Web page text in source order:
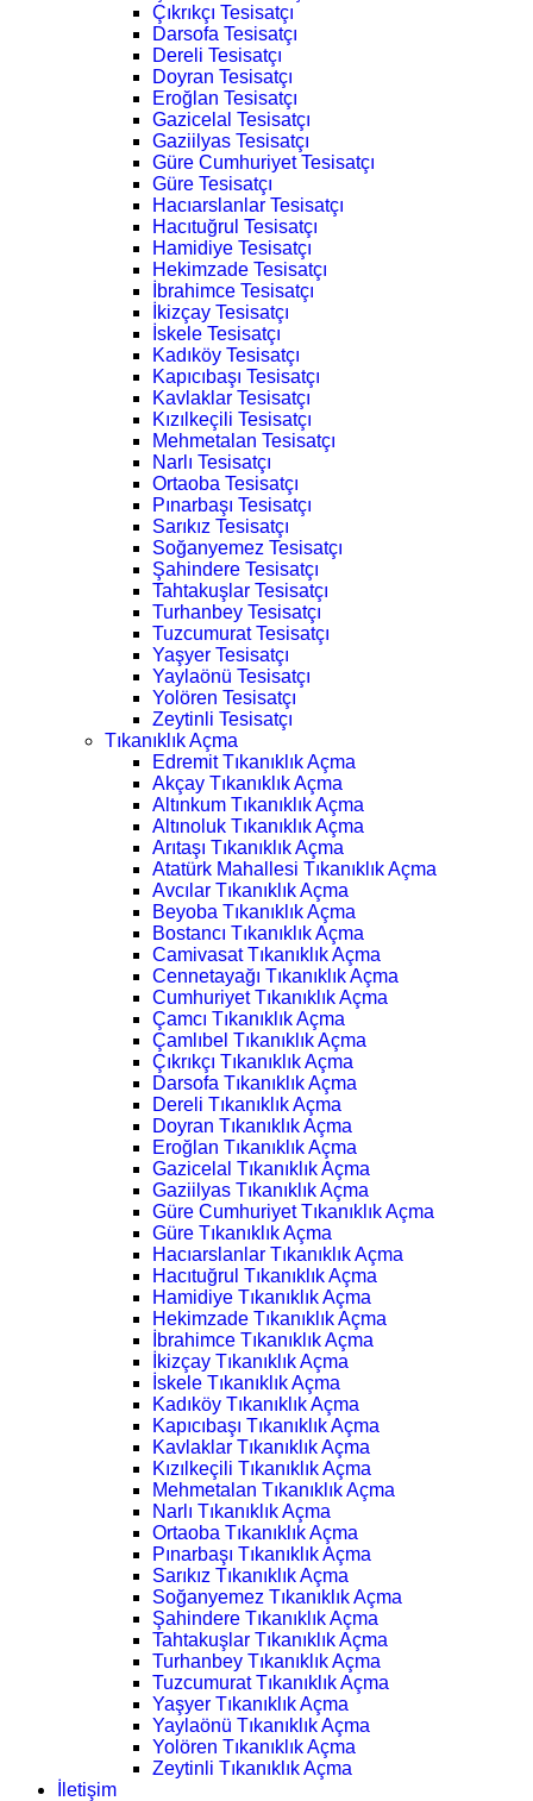
Çıkrıkçı Tesisatçı
Darsofa Tesisatçı
Dereli Tesisatçı
Doyran Tesisatçı
Eroğlan Tesisatçı
Gazicelal Tesisatçı
Gaziilyas Tesisatçı
Güre Cumhuriyet Tesisatçı
Güre Tesisatçı
Hacıarslanlar Tesisatçı
Hacıtuğrul Tesisatçı
Hamidiye Tesisatçı
Hekimzade Tesisatçı
İbrahimce Tesisatçı
İkizçay Tesisatçı
İskele Tesisatçı
Kadıköy Tesisatçı
Kapıcıbaşı Tesisatçı
Kavlaklar Tesisatçı
Kızılkeçili Tesisatçı
Mehmetalan Tesisatçı
Narlı Tesisatçı
Ortaoba Tesisatçı
Pınarbaşı Tesisatçı
Sarıkız Tesisatçı
Soğanyemez Tesisatçı
Şahindere Tesisatçı
Tahtakuşlar Tesisatçı
Turhanbey Tesisatçı
Tuzcumurat Tesisatçı
Yaşyer Tesisatçı
Yaylaönü Tesisatçı
Yolören Tesisatçı
Zeytinli Tesisatçı
Tıkanıklık Açma
Edremit Tıkanıklık Açma
Akçay Tıkanıklık Açma
Altınkum Tıkanıklık Açma
Altınoluk Tıkanıklık Açma
Arıtaşı Tıkanıklık Açma
Atatürk Mahallesi Tıkanıklık Açma
Avcılar Tıkanıklık Açma
Beyoba Tıkanıklık Açma
Bostancı Tıkanıklık Açma
Camivasat Tıkanıklık Açma
Cennetayağı Tıkanıklık Açma
Cumhuriyet Tıkanıklık Açma
Çamcı Tıkanıklık Açma
Çamlıbel Tıkanıklık Açma
Çıkrıkçı Tıkanıklık Açma
Darsofa Tıkanıklık Açma
Dereli Tıkanıklık Açma
Doyran Tıkanıklık Açma
Eroğlan Tıkanıklık Açma
Gazicelal Tıkanıklık Açma
Gaziilyas Tıkanıklık Açma
Güre Cumhuriyet Tıkanıklık Açma
Güre Tıkanıklık Açma
Hacıarslanlar Tıkanıklık Açma
Hacıtuğrul Tıkanıklık Açma
Hamidiye Tıkanıklık Açma
Hekimzade Tıkanıklık Açma
İbrahimce Tıkanıklık Açma
İkizçay Tıkanıklık Açma
İskele Tıkanıklık Açma
Kadıköy Tıkanıklık Açma
Kapıcıbaşı Tıkanıklık Açma
Kavlaklar Tıkanıklık Açma
Kızılkeçili Tıkanıklık Açma
Mehmetalan Tıkanıklık Açma
Narlı Tıkanıklık Açma
Ortaoba Tıkanıklık Açma
Pınarbaşı Tıkanıklık Açma
Sarıkız Tıkanıklık Açma
Soğanyemez Tıkanıklık Açma
Şahindere Tıkanıklık Açma
Tahtakuşlar Tıkanıklık Açma
Turhanbey Tıkanıklık Açma
Tuzcumurat Tıkanıklık Açma
Yaşyer Tıkanıklık Açma
Yaylaönü Tıkanıklık Açma
Yolören Tıkanıklık Açma
Zeytinli Tıkanıklık Açma
İletişim